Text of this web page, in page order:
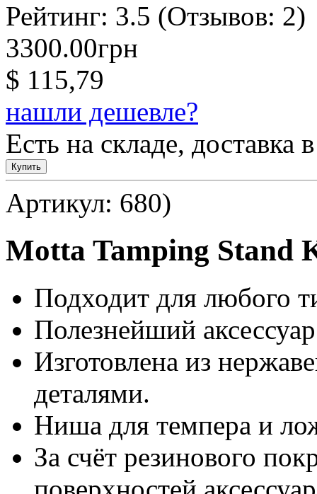
Рейтинг: 3.5 (Отзывов: 2)
3300.00грн
$ 115,79
нашли дешевле?
Есть на складе, доставка
Купить
Артикул: 680)
Motta Tamping Stand
Подходит для любого
Полезнейший
Изготовлена из
деталями.
Ниша для темпера и
За счёт резинового